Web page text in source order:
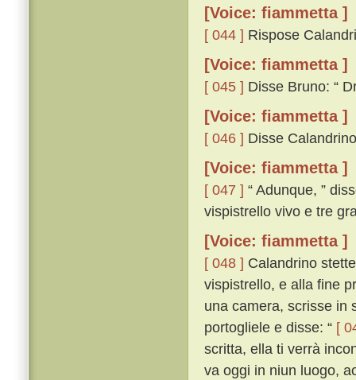
[Voice: fiammetta ]
[ 044 ] Rispose
[Voice: fiammetta ]
[ 045 ] Disse Bruno: “
[Voice: fiammetta ]
[ 046 ] Disse
[Voice: fiammetta ]
[ 047 ] “ Adunque, ”
vispistrello vivo e tre
[Voice: fiammetta ]
[ 048 ] Calandrino
vispistrello, e alla fine
una camera, scrisse in
portogliele e disse: “ [
scritta, ella ti verrà
va oggi in niun luogo,